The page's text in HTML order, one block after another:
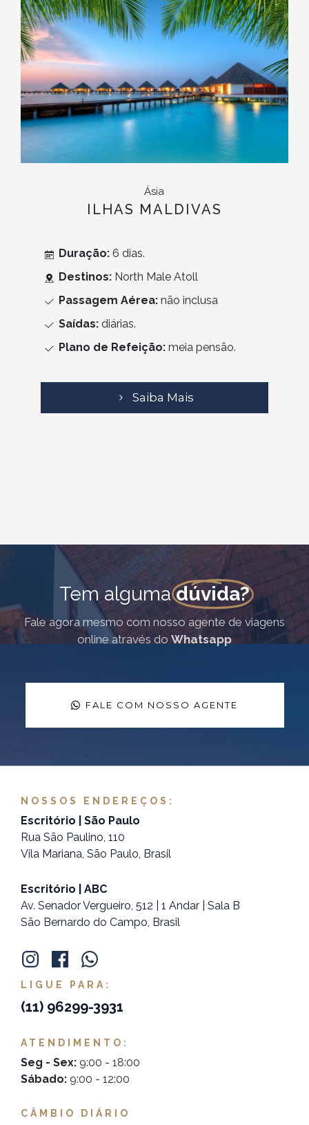
Ásia
ILHAS MALDIVAS
Duração:6 dias.
Destinos: North Male Atoll
Passagem Aérea:não inclusa
Saídas:diárias.
Plano de Refeição:meia pensão.
Saiba Mais
Tem algumadúvida?
Fale agora mesmo com nosso agente de viagens
online através doWhatsapp
FALE COM NOSSO AGENTE
NOSSOS ENDEREÇOS:
Escritório | São Paulo
Rua São Paulino, 110
Vila Mariana, São Paulo, Brasil
Escritório | ABC
Av. Senador Vergueiro, 512 | 1 Andar | Sala B
São Bernardo do Campo, Brasil
LIGUE PARA:
(11) 96299-3931
ATENDIMENTO:
Seg - Sex: 9:00 - 18:00
Sábado: 9:00 - 12:00
CÂMBIO DIÁRIO